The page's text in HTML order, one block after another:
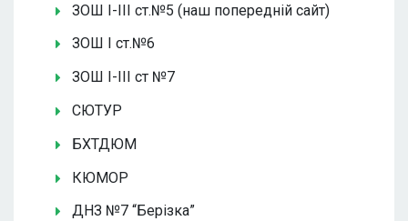
ЗОШ І-ІІІ ст.№5 (наш попередній сайт)
ЗОШ І ст.№6
ЗОШ І-ІІІ ст №7
СЮТУР
БХТДЮМ
КЮМОР
ДНЗ №7 “Берізка”